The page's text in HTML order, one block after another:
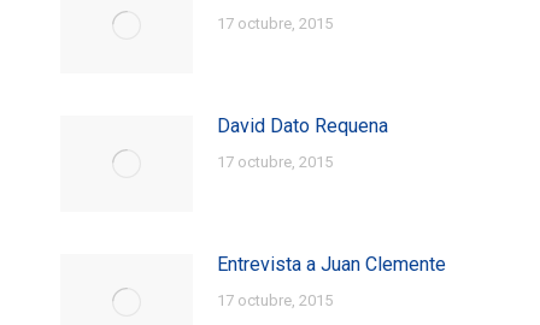
17 octubre, 2015
David Dato Requena
17 octubre, 2015
Entrevista a Juan Clemente
17 octubre, 2015